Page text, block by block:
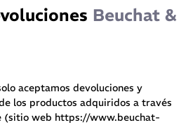
Beuchat &
aceptamos devoluciones y
los productos adquiridos a través
(sitio web https://www.beuchat-